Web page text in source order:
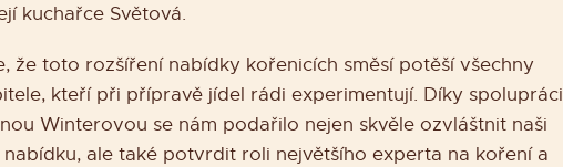
kuchařce Světová.
že toto rozšíření nabídky kořenicích směsí potěší všechny
kteří při přípravě jídel rádi experimentují. Díky spolupráci
Winterovou se nám podařilo nejen skvěle ozvláštnit naši
ale také potvrdit roli největšího experta na koření a